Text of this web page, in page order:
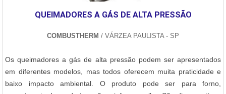
naval;Mineradoras;Construção.Esse processo é realizado através
de um arco elétrico que fica localizado entre o metal de base e um
gasosa (Oxigênio, Argônio ou mistura). Ideal para alta
produtividadeA MELHOR EMPRESA DE MÁQUINA DE SOLDA MIG
SPA Plurimaquinas Comércio e Manutenção foi fundada em 1985
com intuito de realizar manutenção de máquinas de solda e
QUEIMADORES A GÁS DE ALTA PRESSÃO
COMBUSTHERM / VÁRZEA PAULISTA - SP
Os queimadores a gás de alta pressão podem ser apresentados
em diferentes modelos, mas todos oferecem muita praticidade e
baixo impacto ambiental. O produto pode ser para forno,